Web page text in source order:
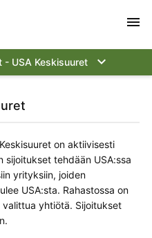
menu
- USA Keskisuuret keyboard_arrow_down
on aktiivisesti
sijoitukset tehdään USA:ssa
yrityksiin, joiden
USA:sta. Rahastossa on
yhtiötä. Sijoitukset